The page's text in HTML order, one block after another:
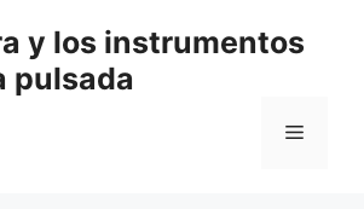
y los instrumentos
pulsada
Menú